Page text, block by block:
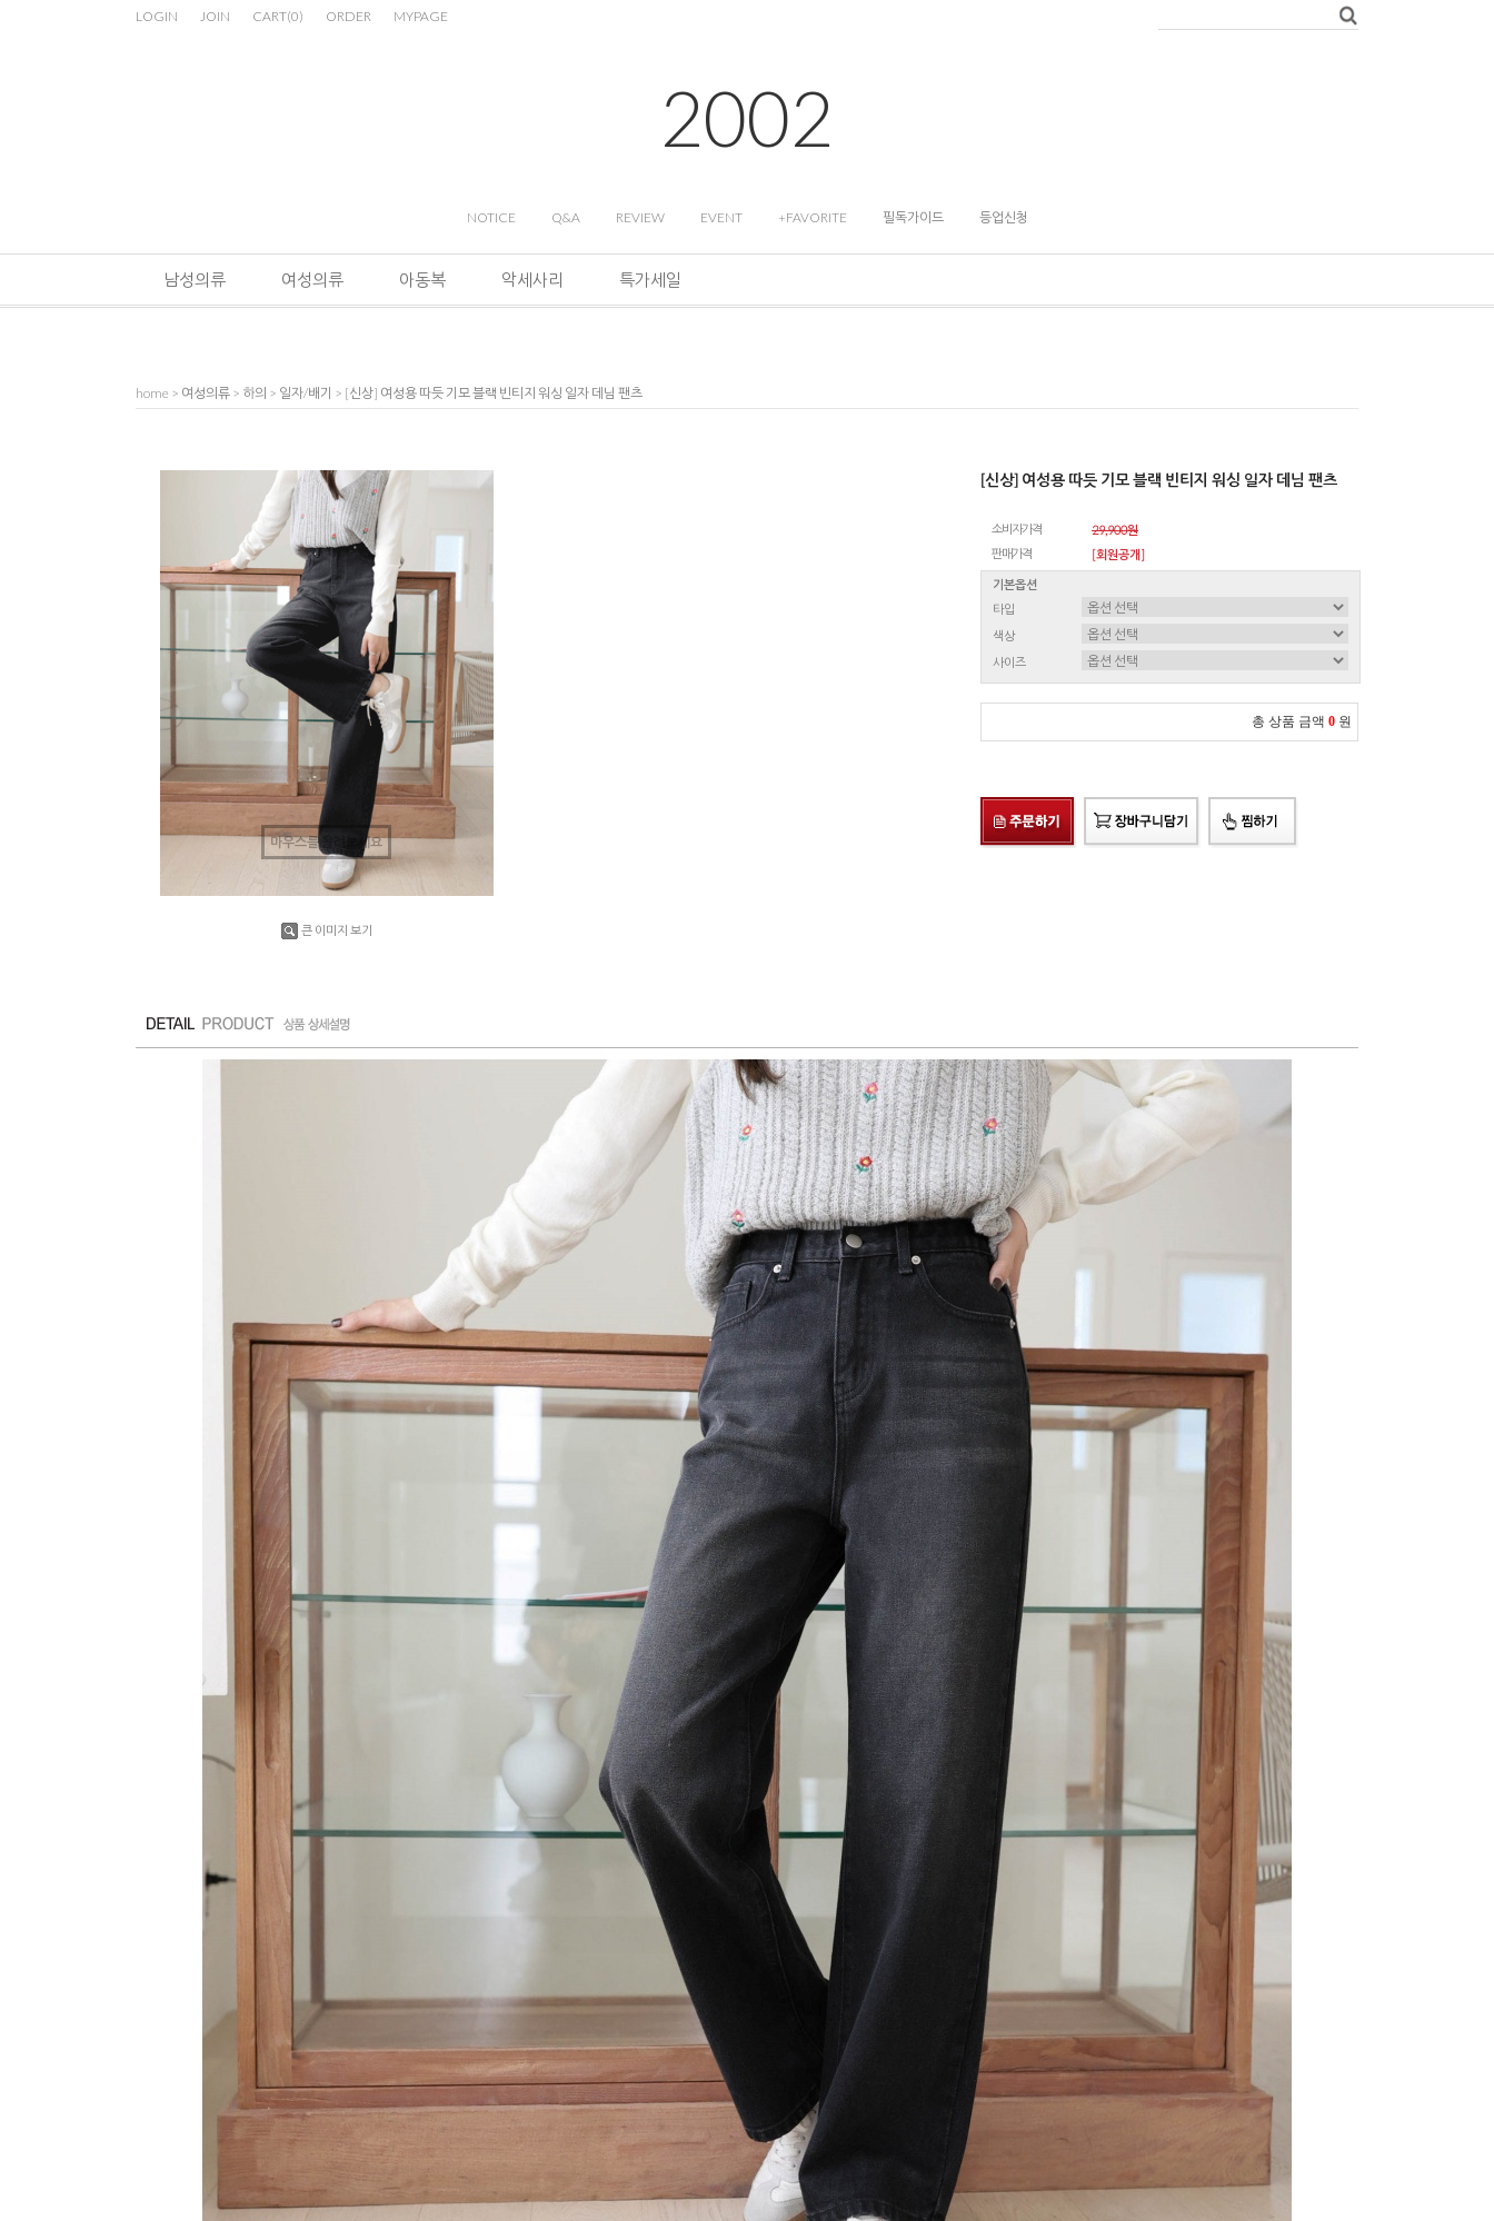
LOGIN JOIN CART(0) ORDER MYPAGE
2002
NOTICE Q&A REVIEW EVENT +FAVORITE 필독가이드 등업신청
남성의류 여성의류 아동복 악세사리 특가세일
home > 여성의류 > 하의 > 일자/배기 > [신상] 여성용 따듯 기모 블랙 빈티지 워싱 일자 데님 팬츠
마우스를 올려보세요
큰 이미지 보기
[신상] 여성용 따듯 기모 블랙 빈티지 워싱 일자 데님 팬츠
소비자가격
29,900원
판매가격
[회원공개]
기본옵션
타입
색상
사이즈
총 상품 금액 0 원